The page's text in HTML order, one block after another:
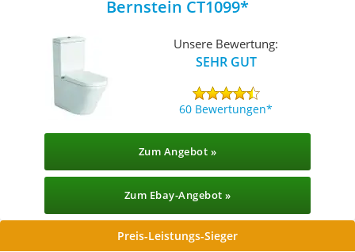
Bernstein CT1099
Unsere Bewertung:
SEHR GUT
60 Bewertungen
Zum Angebot »
Zum Ebay-Angebot »
Preis-Leistungs-Sieger